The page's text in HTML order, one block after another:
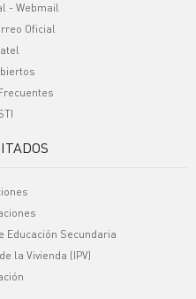
- Webmail
Oficial
Educación Secundaria
la Vivienda (IPV)